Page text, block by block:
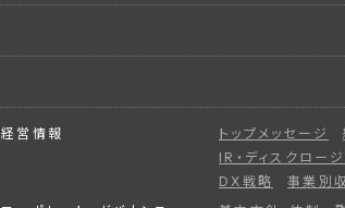
経営情報 トップメッセージ
IR・ディスクロー
DX戦略
事業別